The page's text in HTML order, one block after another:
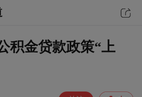
积金贷款政策“上